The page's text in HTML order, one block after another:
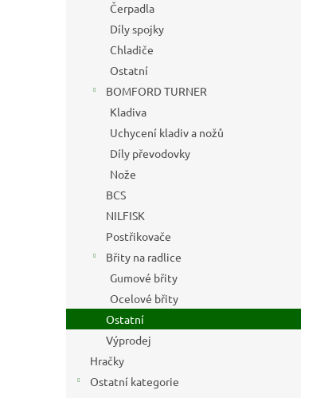
Čerpadla
Díly spojky
Chladiče
Ostatní
BOMFORD TURNER
Kladiva
Uchycení kladiv a nožů
Díly převodovky
Nože
BCS
NILFISK
Postřikovače
Břity na radlice
Gumové břity
Ocelové břity
Ostatní
Výprodej
Hračky
Ostatní kategorie